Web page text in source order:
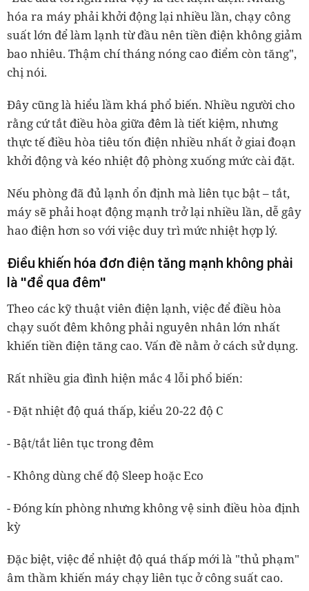
hóa ra máy phải khởi động lại nhiều lần, chạy công
suất lớn để làm lạnh từ đầu nên tiền điện không giảm
bao nhiêu. Thậm chí tháng nóng cao điểm còn tăng",
chị nói.
Đây cũng là hiểu lầm khá phổ biến. Nhiều người cho
rằng cứ tắt điều hòa giữa đêm là tiết kiệm, nhưng
thực tế điều hòa tiêu tốn điện nhiều nhất ở giai đoạn
khởi động và kéo nhiệt độ phòng xuống mức cài đặt.
Nếu phòng đã đủ lạnh ổn định mà liên tục bật – tắt,
máy sẽ phải hoạt động mạnh trở lại nhiều lần, dễ gây
hao điện hơn so với việc duy trì mức nhiệt hợp lý.
Điều khiến hóa đơn điện tăng mạnh không phải
là "để qua đêm"
Theo các kỹ thuật viên điện lạnh, việc để điều hòa
chạy suốt đêm không phải nguyên nhân lớn nhất
khiến tiền điện tăng cao. Vấn đề nằm ở cách sử dụng.
Rất nhiều gia đình hiện mắc 4 lỗi phổ biến:
- Đặt nhiệt độ quá thấp, kiểu 20-22 độ C
- Bật/tắt liên tục trong đêm
- Không dùng chế độ Sleep hoặc Eco
- Đóng kín phòng nhưng không vệ sinh điều hòa định
kỳ
Đặc biệt, việc để nhiệt độ quá thấp mới là "thủ phạm"
âm thầm khiến máy chạy liên tục ở công suất cao.